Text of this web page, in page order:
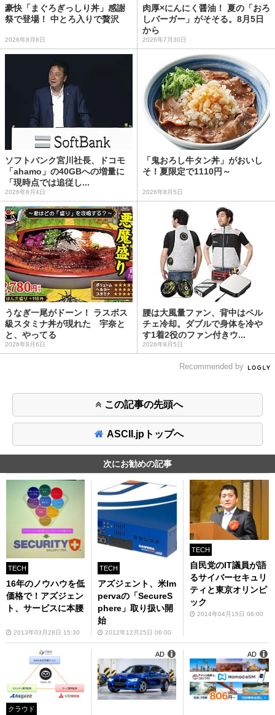
豪快「まぐろぎっしり丼」感謝
祭で登場！ 中とろ入りで贅沢
2026年8月8日
肉厚×にんにく醤油！ 夏の「おろ
しバーガー」がそそる。8月5日
から
2026年7月30日
ソフトバンク宮川社長、ドコモ
「ahamo」の40GBへの増量に
「現時点では追従し...
2026年8月4日
「鬼おろし牛タン丼」がおいし
そ！夏限定で1110円～
2026年8月5日
うなぎ一尾がドーン！ ラスボス
級スタミナ丼が現れた 宇奈と
と、やってる
2026年8月6日
腰は大風量ファン、背中はペル
チェ冷却。ダブルで身体を冷や
す1着2役のファン付きウ...
2026年8月5日
Recommended by
この記事の先頭へ
ASCII.jpトップへ
次にお勧めの記事
TECH
16年のノウハウを低
価格で！アズジェン
ト、サービスに本腰
2013年03月28日 15:30
TECH
アズジェント、米Im
pervaの「SecureS
phere」取り扱い開
始
2012年12月25日 06:00
TECH
自民党のIT議員が語
るサイバーセキュリ
ティと東京オリンピ
ック
2014年04月15日 06:00
クラウド
AD AD